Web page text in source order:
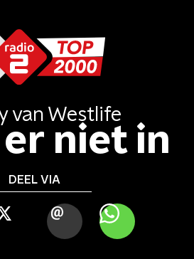
van Westlife
niet in
DEEL VIA
X MAIL WHATSAPP